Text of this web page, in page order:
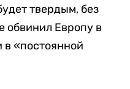
твердым, без
обвинил Европу в
в «постоянной